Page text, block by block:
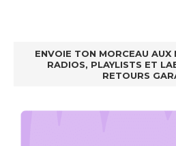
ENVOIE TON MORCEAU AUX
RADIOS, PLAYLISTS ET
RETOURS